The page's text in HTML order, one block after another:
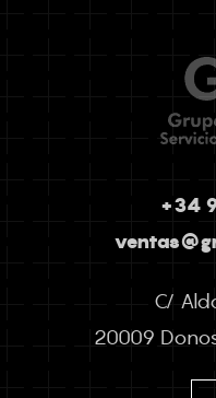
+34
C/
20009